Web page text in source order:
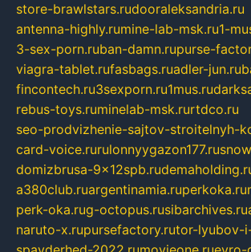
store-brawlstars.rudooraleksandria.ru
antenna-highly.rumine-lab-msk.ru1-
3-sex-porn.ruban-damn.rupurse-
viagra-tablet.rufasbags.ruadler-jun.ru
fincontech.ru3sexporn.ru1mus.ru
rebus-toys.ruminelab-msk.rurtdco.ru
seo-prodvizhenie-sajtov-stroitelnyh-
card-voice.rurulonnyygazon177.ru
domizbrusa-9x12spb.ru
a380club.ruargentinamia.ruperkoka.ru
perk-oka.rug-octopus.rusibarchives.ru
naruto-x.rupursefactory.rutor-lyubov-